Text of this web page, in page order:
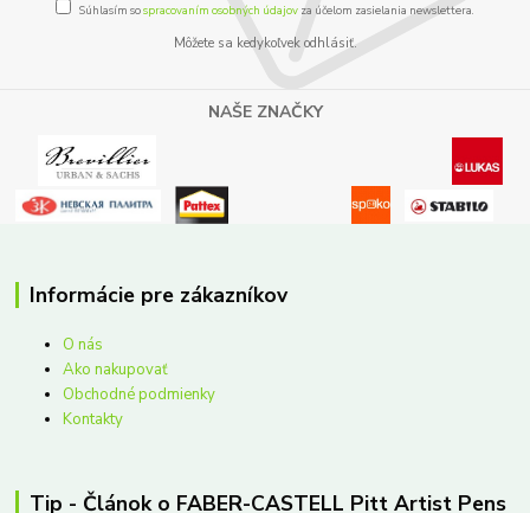
Súhlasím sospracovaním osobných údajov za účelom zasielania newslettera.
Môžete sa kedykoľvek odhlásiť.
NAŠE ZNAČKY
Informácie pre zákazníkov
O nás
Ako nakupovať
Obchodné podmienky
Kontakty
Tip - Článok o FABER-CASTELL Pitt Artist Pens